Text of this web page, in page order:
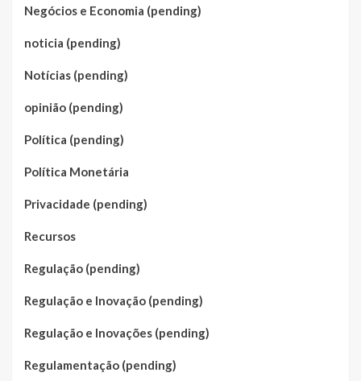
Negócios e Economia (pending)
noticia (pending)
Notícias (pending)
opinião (pending)
Política (pending)
Política Monetária
Privacidade (pending)
Recursos
Regulação (pending)
Regulação e Inovação (pending)
Regulação e Inovações (pending)
Regulamentação (pending)